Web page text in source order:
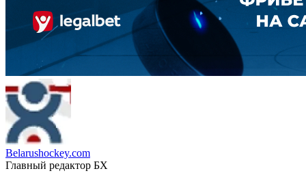
Belarushockey.com
Главный редактор БХ